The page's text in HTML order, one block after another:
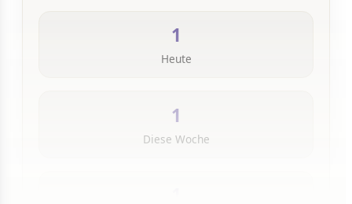
1
Heute
1
Diese Woche